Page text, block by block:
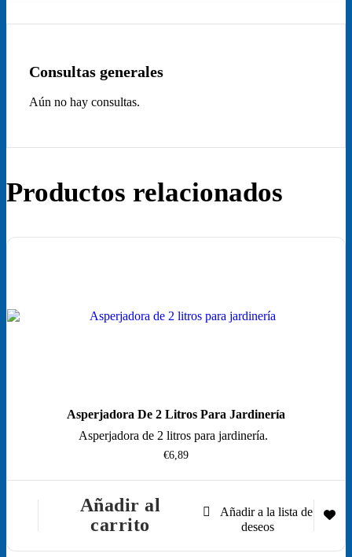
Consultas generales
Aún no hay consultas.
Productos relacionados
Asperjadora De 2 Litros Para Jardinería
Asperjadora de 2 litros para jardinería.
€6,89
Añadir al
carrito